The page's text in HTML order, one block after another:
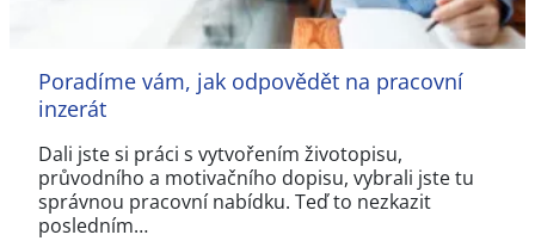
Poradíme vám, jak odpovědět na pracovní
inzerát
Dali jste si práci s vytvořením životopisu,
průvodního a motivačního dopisu, vybrali jste tu
správnou pracovní nabídku. Teď to nezkazit
posledním…